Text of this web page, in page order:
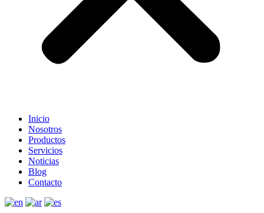
Inicio
Nosotros
Productos
Servicios
Noticias
Blog
Contacto